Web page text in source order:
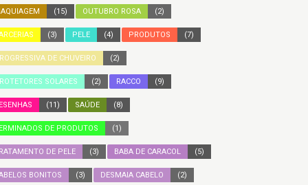
(15) OUTUBRO ROSA (2)
(3) PELE (4) PRODUTOS (7)
DE CHUVEIRO (2)
SOLARES (2) RACCO (9)
(11) SAÚDE (8)
DE PRODUTOS (1)
DE PELE (3) BABA DE CARACOL (5)
BONITOS (3) DESMAIA CABELO (2)